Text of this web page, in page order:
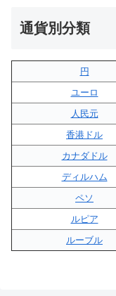
通貨別分類
円
ユーロ
人民元
香港ドル
カナダドル
ディルハム
ペソ
ルピア
ルーブル